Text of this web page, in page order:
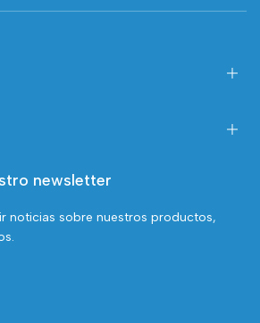
newsletter
noticias sobre nuestros productos,